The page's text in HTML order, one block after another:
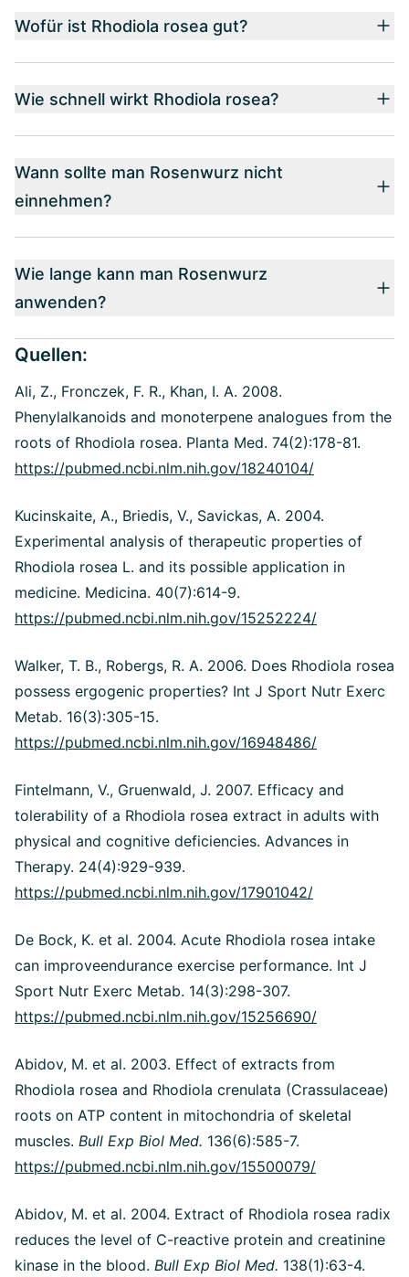
Wofür ist Rhodiola rosea gut?
Wie schnell wirkt Rhodiola rosea?
Wann sollte man Rosenwurz nicht
einnehmen?
Wie lange kann man Rosenwurz
anwenden?
Quellen:
Ali, Z., Fronczek, F. R., Khan, I. A. 2008.
Phenylalkanoids and monoterpene analogues from the
roots of Rhodiola rosea. Planta Med. 74(2):178-81.
https://pubmed.ncbi.nlm.nih.gov/18240104/
Kucinskaite, A., Briedis, V., Savickas, A. 2004.
Experimental analysis of therapeutic properties of
Rhodiola rosea L. and its possible application in
medicine. Medicina. 40(7):614-9.
https://pubmed.ncbi.nlm.nih.gov/15252224/
Walker, T. B., Robergs, R. A. 2006. Does Rhodiola rosea
possess ergogenic properties? Int J Sport Nutr Exerc
Metab. 16(3):305-15.
https://pubmed.ncbi.nlm.nih.gov/16948486/
Fintelmann, V., Gruenwald, J. 2007. Efficacy and
tolerability of a Rhodiola rosea extract in adults with
physical and cognitive deficiencies. Advances in
Therapy. 24(4):929-939.
https://pubmed.ncbi.nlm.nih.gov/17901042/
De Bock, K. et al. 2004. Acute Rhodiola rosea intake
can improveendurance exercise performance. Int J
Sport Nutr Exerc Metab. 14(3):298-307.
https://pubmed.ncbi.nlm.nih.gov/15256690/
Abidov, M. et al. 2003. Effect of extracts from
Rhodiola rosea and Rhodiola crenulata (Crassulaceae)
roots on ATP content in mitochondria of skeletal
muscles. Bull Exp Biol Med. 136(6):585-7.
https://pubmed.ncbi.nlm.nih.gov/15500079/
Abidov, M. et al. 2004. Extract of Rhodiola rosea radix
reduces the level of C-reactive protein and creatinine
kinase in the blood. Bull Exp Biol Med. 138(1):63-4.